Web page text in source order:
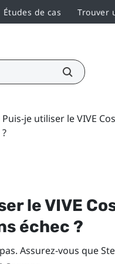
Études de cas Trouver
Puis-je utiliser le VIVE
?
leVIVE
échec ?
Assurez-vous que